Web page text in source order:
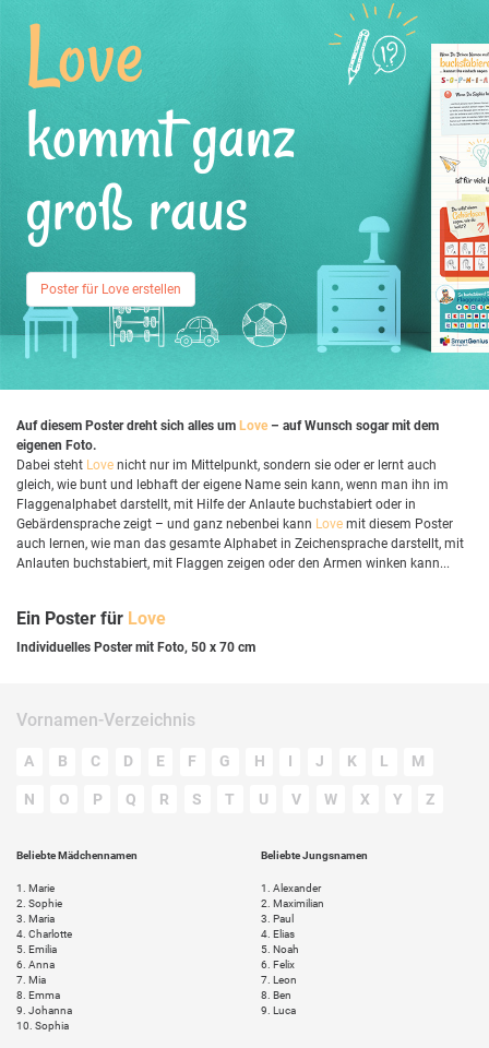
Love
kommt ganz
groß raus
Poster für Love erstellen
Auf diesem Poster dreht sich alles um Love – auf Wunsch sogar mit dem
eigenen Foto.
Dabei steht Love nicht nur im Mittelpunkt, sondern sie oder er lernt auch
gleich, wie bunt und lebhaft der eigene Name sein kann, wenn man ihn im
Flaggenalphabet darstellt, mit Hilfe der Anlaute buchstabiert oder in
Gebärdensprache zeigt – und ganz nebenbei kann Love mit diesem Poster
auch lernen, wie man das gesamte Alphabet in Zeichensprache darstellt, mit
Anlauten buchstabiert, mit Flaggen zeigen oder den Armen winken kann...
Ein Poster für Love
Individuelles Poster mit Foto, 50 x 70 cm
Vornamen-Verzeichnis
A B C D E F G H I J K L M
N O P Q R S T U V W X Y Z
Beliebte Mädchennamen
1.
Marie
2. Sophie
3. Maria
4. Charlotte
5. Emilia
6. Anna
7. Mia
8. Emma
9. Johanna
10. Sophia
Beliebte Jungsnamen
1.
Alexander
2. Maximilian
3. Paul
4. Elias
5. Noah
6. Felix
7. Leon
8. Ben
9. Luca